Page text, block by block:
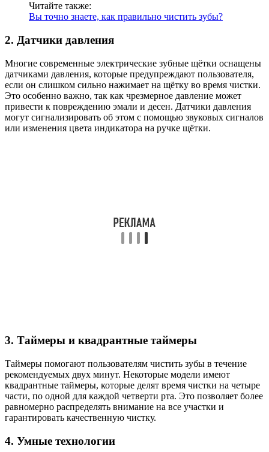
Читайте также:
Вы точно знаете, как правильно чистить зубы?
2. Датчики давления
Многие современные электрические зубные щётки оснащены
датчиками давления, которые предупреждают пользователя,
если он слишком сильно нажимает на щётку во время чистки.
Это особенно важно, так как чрезмерное давление может
привести к повреждению эмали и десен. Датчики давления
могут сигнализировать об этом с помощью звуковых сигналов
или изменения цвета индикатора на ручке щётки.
3. Таймеры и квадрантные таймеры
Таймеры помогают пользователям чистить зубы в течение
рекомендуемых двух минут. Некоторые модели имеют
квадрантные таймеры, которые делят время чистки на четыре
части, по одной для каждой четверти рта. Это позволяет более
равномерно распределять внимание на все участки и
гарантировать качественную чистку.
4. Умные технологии